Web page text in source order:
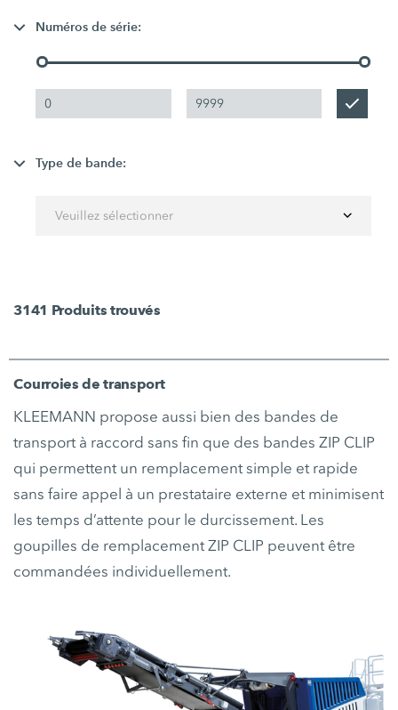
Numéros de série:
Type de bande:
Veuillez sélectionner
3141 Produits trouvés
Courroies de transport
KLEEMANN propose aussi bien des bandes de
transport à raccord sans fin que des bandes ZIP CLIP
qui permettent un remplacement simple et rapide
sans faire appel à un prestataire externe et minimisent
les temps d’attente pour le durcissement. Les
goupilles de remplacement ZIP CLIP peuvent être
commandées individuellement.